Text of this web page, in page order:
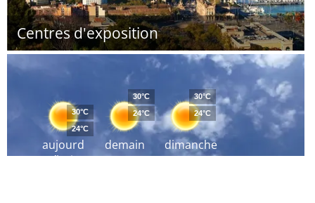
Centres d'exposition
aujourd
´hui
30°C
24°C
demain
30°C
24°C
dimanche
30°C
24°C